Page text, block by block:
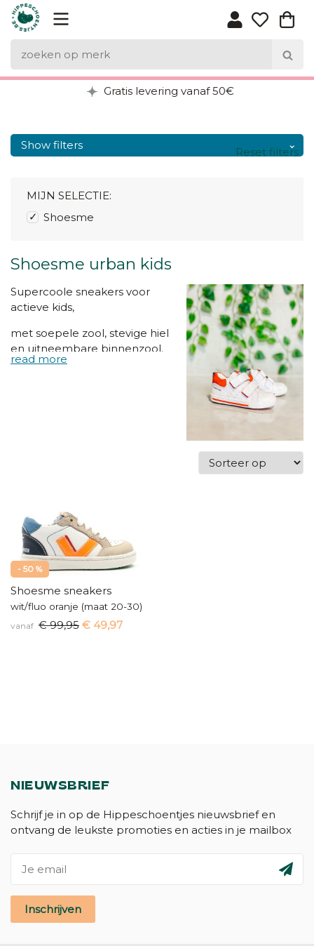
Gratis levering vanaf 50€
Show filters
Shoesme urban kids
Supercoole sneakers voor
actieve kids,
met soepele zool, stevige hiel
en uitneembare binnenzool.
MIJN SELECTIE:
Shoesme
Reset filters
- 50 %
Shoesme sneakers
wit/fluo oranje (maat 20-30)
vanaf € 99,95 € 49,97
NIEUWSBRIEF
Schrijf je in op de Hippeschoentjes nieuwsbrief en
ontvang de leukste promoties en acties in je mailbox
Inschrijven